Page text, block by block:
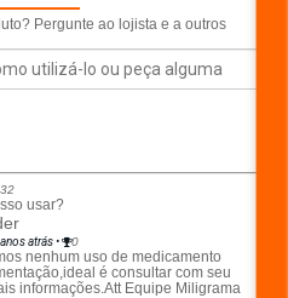
Pergunte ao lojista e a outros
32
usar?
atrás • 0
nenhum uso de medicamento
é consultar com seu
informações.AttEquipe Miligrama